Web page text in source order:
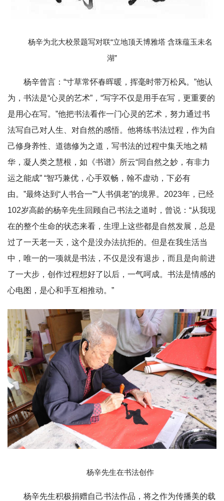
杨辛为北大校景题写对联“立地顶天博雅塔 含珠蕴玉未名
湖”
杨辛曾言：“寸草常怀春晖暖，挥毫时带万松风。”他认
为，书法是“心灵的艺术”，“写字不仅是用手在写，更重要的
是用心在写。”他把书法看作一门心灵的艺术，努力通过书
法写自己对人生、对自然的感悟。他将练书法过程，作为自
己修身养性、道德修为之道，写书法的过程中集天地之精
华，凝人类之慧根，如《书谱》所云“同自然之妙，有非力
运之能成” “智巧兼优，心手双畅，翰不虚动，下必有
由。”最终达到“人书合一”“人书俱老”的境界。2023年，已经
102岁高龄的杨辛先生回顾自己书法之道时，曾说：“从我现
在的整个生命的状态来看，生理上这些都是自然发展，总是
过了一天老一天，这个是没办法抗拒的。但是在我生活当
中，唯一的一项就是书法，不仅是没有退步，而且是向前进
了一大步，创作过程想好了以后，一气呵成。书法是情感的
心电图，是心和手互相推动。”
杨辛先生在书法创作
杨辛先生积极捐赠自己书法作品，将之作为传播美的载